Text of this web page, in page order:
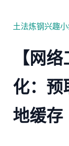
土法炼钢兴趣
【网
化：预
地缓存